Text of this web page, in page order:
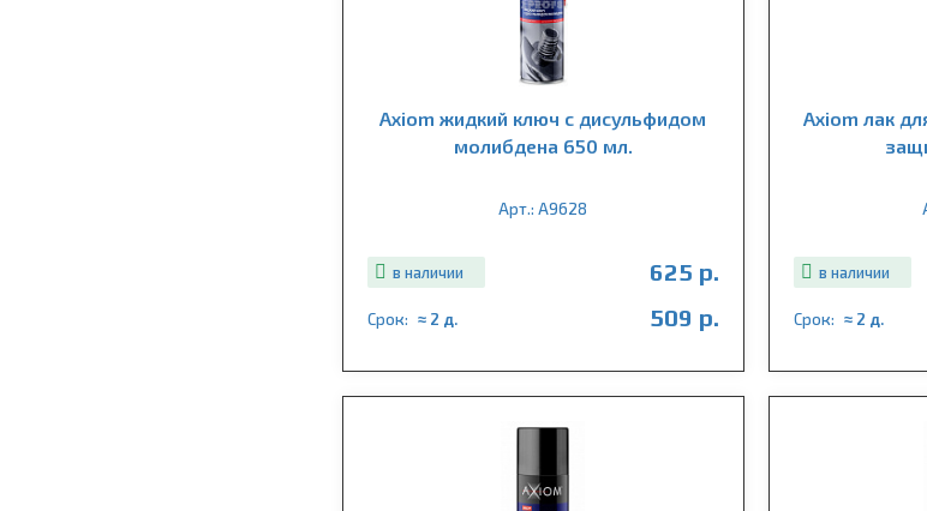
Axiom жидкий ключ с дисульфидом
молибдена 650 мл.
Арт.: A9628
в наличии 625 р.
Срок: ≈ 2 д. 509 р.
Axiom лак
в наличии
Срок: ≈ 2 д.